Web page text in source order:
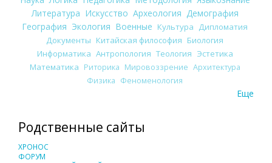
Литература Искусство Археология Демография
География Экология Военные Культура
Дипломатия
Документы Китайская философия Биология
Информатика Антропология Теология Эстетика
Математика Риторика Мировоззрение Архитектура
Физика Феноменология
Еще
Родственные сайты
ХРОНОС
ФОРУМ